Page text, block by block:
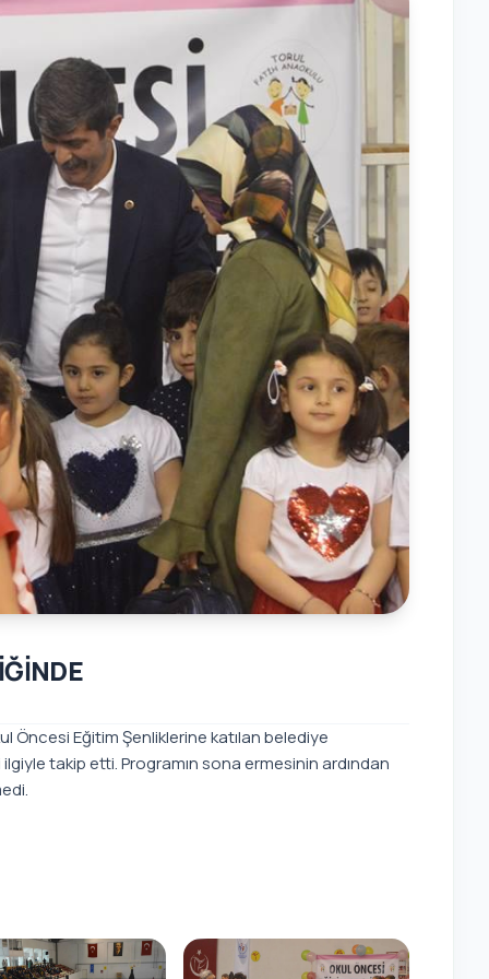
Öncesi Eğitim Şenliklerine katılan belediye
ilgiyle takip etti. Programın sona ermesinin ardından